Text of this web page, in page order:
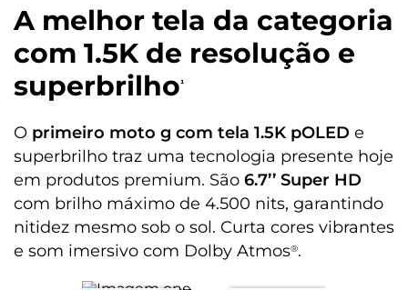
Memória RAM
8GB RAM + 16GB RAM Boost*
Armazenamento
Armazenamento Total: 256 GB
Tela
Informação de tela
Tela de 6,7" 1.5K (1220 X 2712) | HDR10+ | pOLED | 120 Hz |
4500 Nits
Bateria
A melhor tela da categoria
com 1.5K de resolução e
superbrilho¹
O primeiro moto g com tela 1.5K pOLED e
superbrilho traz uma tecnologia presente hoje
em produtos premium. São 6.7’’ Super HD
com brilho máximo de 4.500 nits, garantindo
nitidez mesmo sob o sol. Curta cores vibrantes
e som imersivo com Dolby Atmos®.